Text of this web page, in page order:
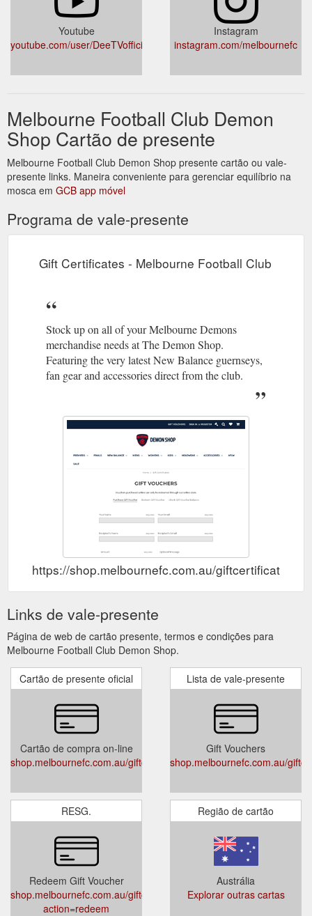
Youtube
youtube.com/user/DeeTVofficial
Instagram
instagram.com/melbournefc
Melbourne Football Club Demon
Shop Cartão de presente
Melbourne Football Club Demon Shop presente cartão ou vale-
presente links. Maneira conveniente para gerenciar equilíbrio na
mosca em GCB app móvel
Programa de vale-presente
Gift Certificates - Melbourne Football Club
Stock up on all of your Melbourne Demons
merchandise needs at The Demon Shop.
Featuring the very latest New Balance guernseys,
fan gear and accessories direct from the club.
https://shop.melbournefc.com.au/
Links de vale-presente
Página de web de cartão presente, termos e condições para
Melbourne Football Club Demon Shop.
Cartão de presente oficial
Cartão de compra on-line
shop.melbournefc.com.au/giftcertificates.php
Lista de vale-presente
Gift Vouchers
shop.melbournefc.com.au/
RESG.
Redeem Gift Voucher
shop.melbournefc.com.au/giftcertificates.php?
action=redeem
Região de cartão
Austrália
Explorar outras cartas